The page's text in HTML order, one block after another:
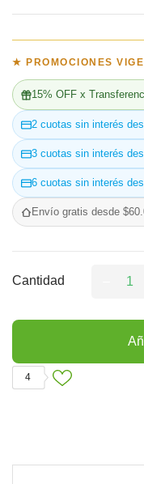
★ PROMOCIONES
15% OFF x
2 cuotas sin interés
3 cuotas sin interés
6 cuotas sin interés
Envío gratis desde
Cantidad
4